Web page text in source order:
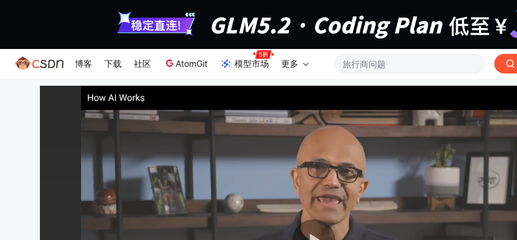
博客 下载 社区 AtomGit 模型市场 更多